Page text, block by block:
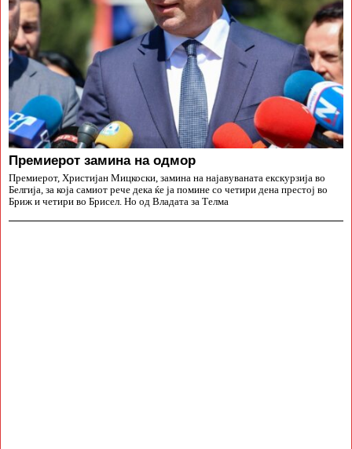
Премиерот замина на одмор
Премиерот, Христијан Мицкоски, замина на најавуваната екскурзија во
Белгија, за која самиот рече дека ќе ја помине со четири дена престој во
Бриж и четири во Брисел. Но од Владата за Телма